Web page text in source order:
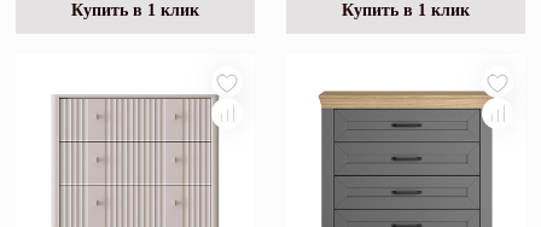
Купить в 1 клик Купить в 1 клик